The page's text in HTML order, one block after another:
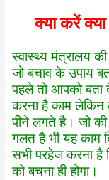
क्या करें
स्वास्थ्य मंत्रालय
जो बचाव के उपाय
पहले तो आपको
करना है काम लेकिन
पीने लगते है। जो
गलत है भी यह काम
सभी परहेज करना
को बचना ही होगा।